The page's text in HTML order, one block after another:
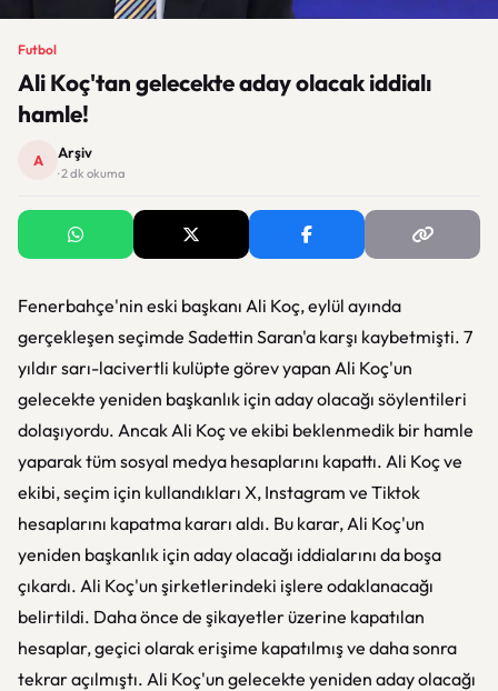
Futbol
Ali Koç'tan gelecekte aday olacak iddialı
hamle!
A Arşiv
· 2 dk okuma
Fenerbahçe'nin eski başkanı Ali Koç, eylül ayında
gerçekleşen seçimde Sadettin Saran'a karşı kaybetmişti. 7
yıldır sarı-lacivertli kulüpte görev yapan Ali Koç'un
gelecekte yeniden başkanlık için aday olacağı söylentileri
dolaşıyordu. Ancak Ali Koç ve ekibi beklenmedik bir hamle
yaparak tüm sosyal medya hesaplarını kapattı. Ali Koç ve
ekibi, seçim için kullandıkları X, Instagram ve Tiktok
hesaplarını kapatma kararı aldı. Bu karar, Ali Koç'un
yeniden başkanlık için aday olacağı iddialarını da boşa
çıkardı. Ali Koç'un şirketlerindeki işlere odaklanacağı
belirtildi. Daha önce de şikayetler üzerine kapatılan
hesaplar, geçici olarak erişime kapatılmış ve daha sonra
tekrar açılmıştı. Ali Koç'un gelecekte yeniden aday olacağı